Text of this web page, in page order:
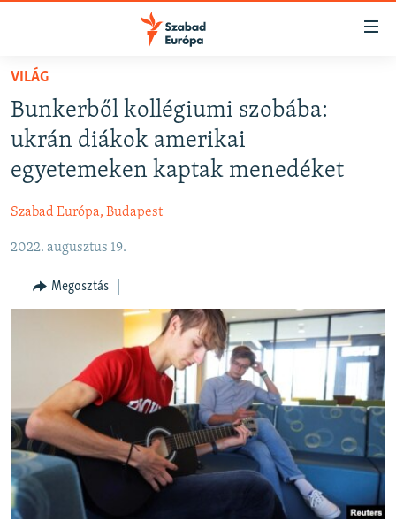
Akadálymentes
Ugrás
fő
oldalra
tartalomjegyzékre
NAPIRENDEN
AKTUÁLIS
PODCASTOK
ELEMZŐ
NER15
SZABADON
DEMOKRÁCIA
A PÉNZ NYOMÁBAN
EURÓPAI UNIÓ
VILÁG
KLÍMAVÁLTOZÁS
A MÚLT TANULSÁGAI
VILÁG
Bunkerből kollégiumi szobába:
ukrán diákok amerikai
egyetemeken kaptak menedéket
Szabad Európa, Budapest
2022. augusztus 19.
Megosztás
FELIRATKOZÁS
Spotify